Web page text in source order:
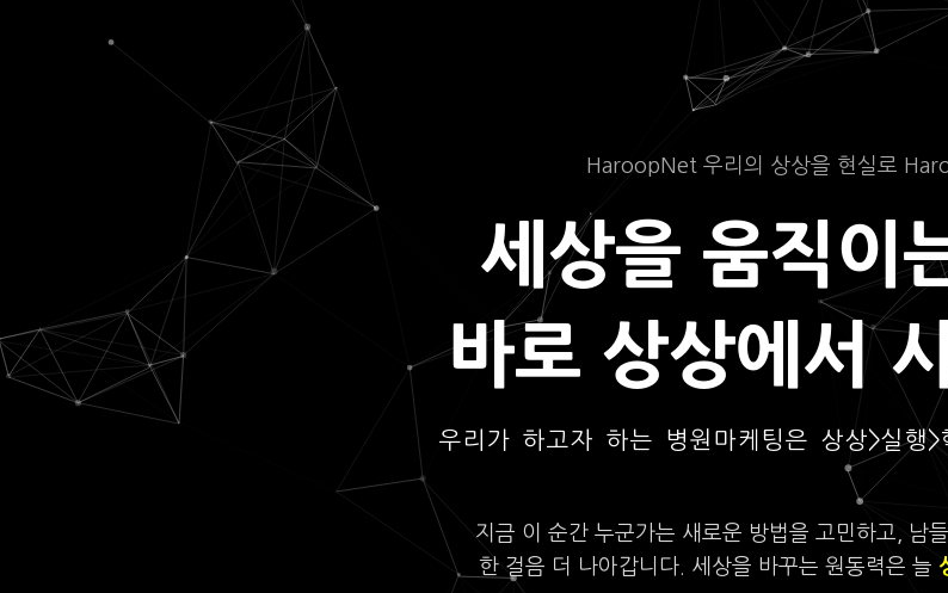
HaroopNet 우리의 상상을 현실로
세상을 움직이
바로 상상에서
우리가 하고자 하는 병원마케팅은 상상>실행>
지금 이 순간 누군가는 새로운 방법을 고민하고, 남
한 걸음 더 나아갑니다. 세상을 바꾸는 원동력은 늘